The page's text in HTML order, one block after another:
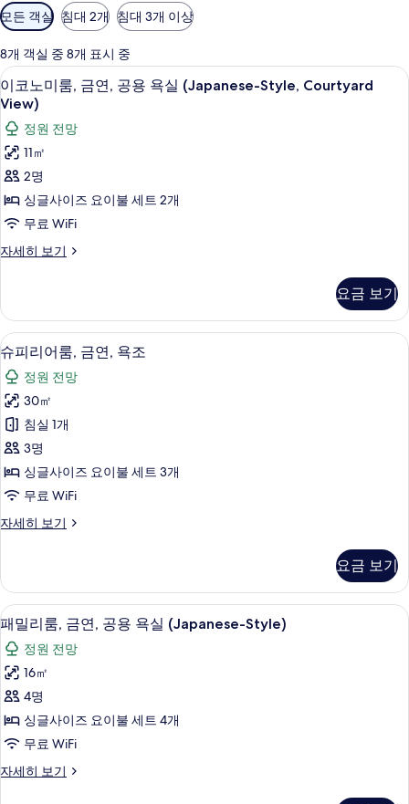
객
실
에
사
용
가
능
한
필
터
모든 객실 침대 2개 침대 3개 이상
8개 객실 중 8개 표시 중
이
코
노
미
룸,
금
연,
공
실
(Japanese-
Style,
Courtyard
View)
사
진
모
두
보
이코노미룸, 금연, 공용 욕실
5
이코노미룸, 금연, 공용 욕실 (Japanese-Style, Courtyard
View)
정원 전망
11㎡
2명
싱글사이즈 요이불 세트 2개
무료 WiFi
자세히 보기
이
룸,
금
연,
공
용
욕
실
(Japanese-
Style,
Courtyard
View)
자
히
요금 보기
슈
피
리
어
룸,
금
연,
조
진
모
두
보
기
슈피리어룸, 금연, 욕조 | 객실 내 금고
8
슈피리어룸, 금연, 욕조
정원 전망
30㎡
침실 1개
3명
싱글사이즈 요이불 세트 3개
무료 WiFi
자세히 보기
슈
룸,
금
연,
욕
조
자
세
히
보
기
요금 보기
패
밀
리
룸,
금
연,
용
패밀리룸, 금연, 공용 욕실
6
패밀리룸, 금연, 공용 욕실 (Japanese-Style)
정원 전망
16㎡
4명
싱글사이즈 요이불 세트 4개
무료 WiFi
자세히 보기
패